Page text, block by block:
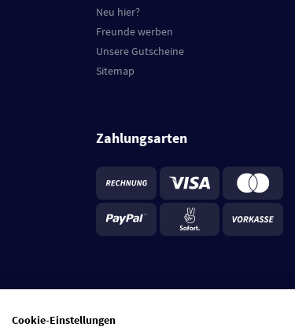
Neu hier?
Freunde werben
Unsere Gutscheine
Sitemap
Zahlungsarten
Cookie-Einstellungen